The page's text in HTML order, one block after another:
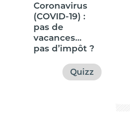
Coronavirus
(COVID-19) :
pas de
vacances…
pas d’impôt ?
Quizz